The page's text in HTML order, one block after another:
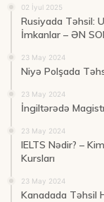
02 İyul 2025
Rusiyada Təhsil:
İmkanlar – ƏN
23 May 2024
Niyə Polşada
23 May 2024
İngiltərədə
23 May 2024
IELTS Nədir? –
Kursları
23 May 2024
Kanadada Təhsil